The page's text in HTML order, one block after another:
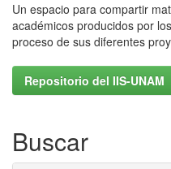
Un espacio para compartir
académicos producidos por
proceso de sus diferentes
Repositorio del IIS-UNAM
Buscar